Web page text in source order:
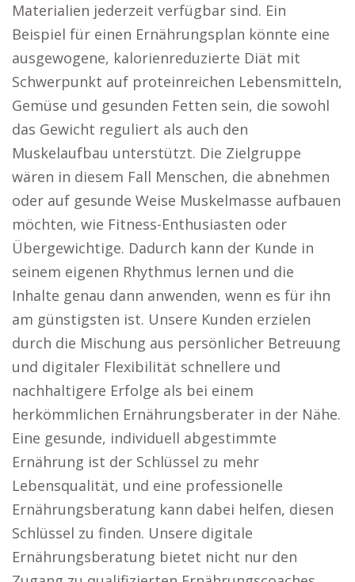
Materialien jederzeit verfügbar sind. Ein
Beispiel für einen Ernährungsplan könnte eine
ausgewogene, kalorienreduzierte Diät mit
Schwerpunkt auf proteinreichen Lebensmitteln,
Gemüse und gesunden Fetten sein, die sowohl
das Gewicht reguliert als auch den
Muskelaufbau unterstützt. Die Zielgruppe
wären in diesem Fall Menschen, die abnehmen
oder auf gesunde Weise Muskelmasse aufbauen
möchten, wie Fitness-Enthusiasten oder
Übergewichtige. Dadurch kann der Kunde in
seinem eigenen Rhythmus lernen und die
Inhalte genau dann anwenden, wenn es für ihn
am günstigsten ist. Unsere Kunden erzielen
durch die Mischung aus persönlicher Betreuung
und digitaler Flexibilität schnellere und
nachhaltigere Erfolge als bei einem
herkömmlichen Ernährungsberater in der Nähe.
Eine gesunde, individuell abgestimmte
Ernährung ist der Schlüssel zu mehr
Lebensqualität, und eine professionelle
Ernährungsberatung kann dabei helfen, diesen
Schlüssel zu finden. Unsere digitale
Ernährungsberatung bietet nicht nur den